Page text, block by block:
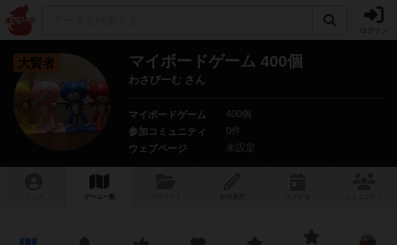
大賢者 マイボードゲーム 400個
わさびーむ さん
マイボードゲーム
400個
参加コミュニティ
0件
ウェブページ
未設定
ゲーム一覧